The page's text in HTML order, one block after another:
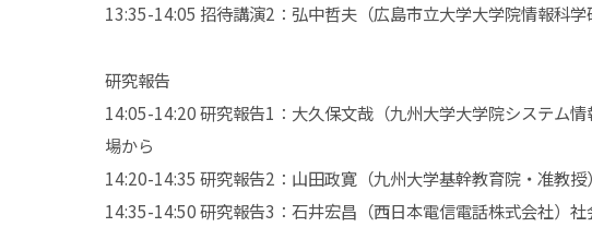
13:35-14:05 招待講演2：弘中哲夫（広島市立大学大学院情報科
研究報告
14:05-14:20 研究報告1：大久保文哉（九州大学大学院システム
場から
14:20-14:35 研究報告2：山田政寛（九州大学基幹教育院・准教
14:35-14:50 研究報告3：石井宏昌（西日本電信電話株式会社）社